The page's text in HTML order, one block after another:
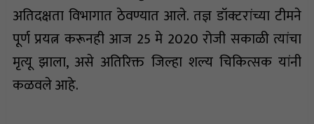
अतिदक्षता विभागात ठेवण्यात आले. तज्ञ डॉक्टरांच्या टीमने
पूर्ण प्रयत्न करूनही आज 25 मे 2020 रोजी सकाळी त्यांचा
मृत्यू झाला, असे अतिरिक्त जिल्हा शल्य चिकित्सक यांनी
कळवले आहे.